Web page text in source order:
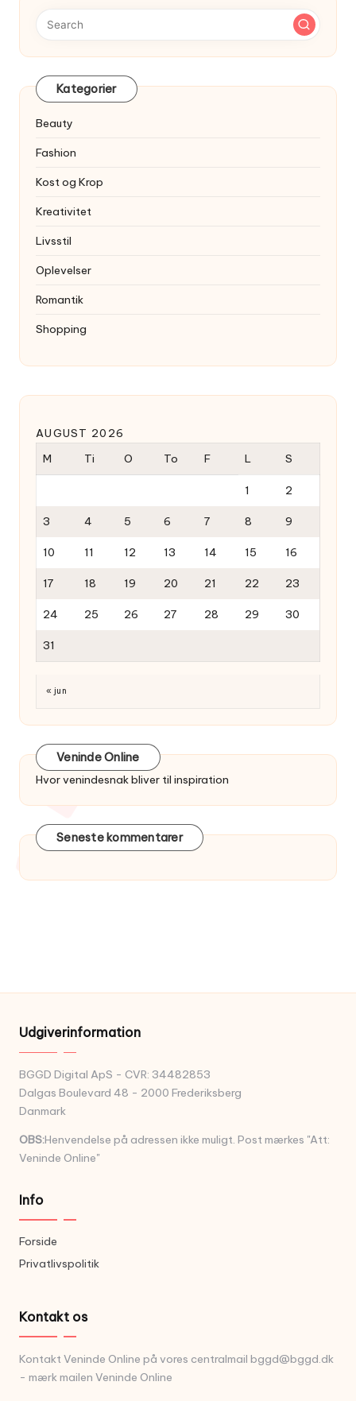
Kategorier
Beauty
Fashion
Kost og Krop
Kreativitet
Livsstil
Oplevelser
Romantik
Shopping
AUGUST 2026
M
Ti O To F L S
1 2
3 4 5 6 7 8 9
10 11 12 13 14 15 16
17 18 19 20 21 22 23
24 25 26 27 28 29 30
31
« jun
Veninde Online
Hvor venindesnak bliver til inspiration
Seneste kommentarer
Udgiverinformation
BGGD Digital ApS - CVR: 34482853
Dalgas Boulevard 48 - 2000 Frederiksberg
Danmark
OBS:Henvendelse på adressen ikke muligt. Post mærkes "Att:
Veninde Online"
Info
Forside
Privatlivspolitik
Kontakt os
Kontakt Veninde Online på vores centralmail bggd@bggd.dk
- mærk mailen Veninde Online